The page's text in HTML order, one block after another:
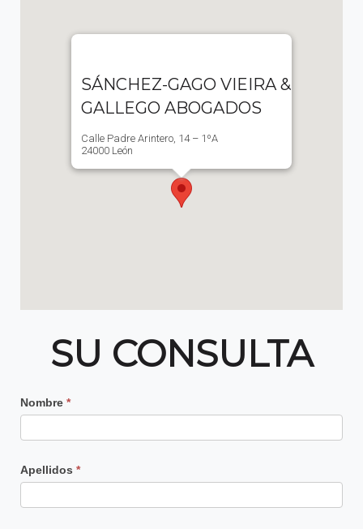
SÁNCHEZ-GAGO VIEIRA &
GALLEGO ABOGADOS
Calle Padre Arintero, 14 – 1ºA
24000 León
SU CONSULTA
Contacto
Principal
Nombre *
Apellidos *